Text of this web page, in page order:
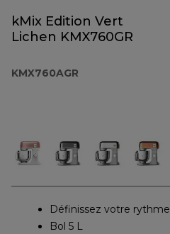
kMix Edition Vert
Lichen KMX760GR
KMX760AGR
Définissez votre rythme
Bol 5 L